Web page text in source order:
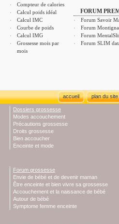
Compteur de calories
Calcul poids idéal
Calcul IMC
Courbe de poids
Calcul IMG
Grossesse mois par
mois
FORUM
Forum Savoir
Forum
Forum
Forum SLIM
accueil plan du site
Dossiers grossesse
Modes accouchement
Précautions grossesse
Droits grossesse
Bien accoucher
Enceinte et mode
Forum grossesse
Envie de bébé et de devenir maman
Être enceinte et bien vivre sa grossesse
Accouchement et la naissance de bébé
Autour de bébé
Symptome femme enceinte